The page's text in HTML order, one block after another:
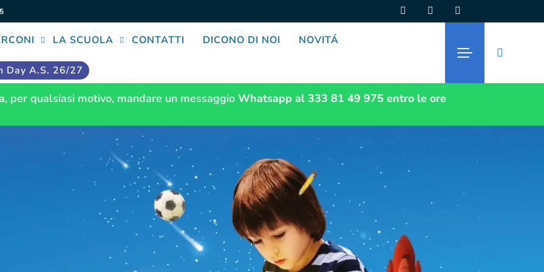
LA SCUOLA CONTATTI DICONO DI NOI NOVITÁ
Day A.S. 26/27
, per qualsiasi motivo, mandare un messaggioWhatsapp al 333 81 49 975 entro le ore